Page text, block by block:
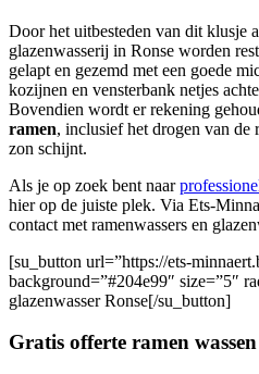
Door het uitbesteden van dit klusje
glazenwasserij in Ronse worden
gelapt en gezemd met een goede
kozijnen en vensterbank netjes
Bovendien wordt er rekening
ramen, inclusief het drogen van de
zon schijnt.
Als je op zoek bent naar
hier op de juiste plek. Via Ets-
contact met ramenwassers en
[su_button url=”https://ets-
background=”#204e99″ size=”5″
glazenwasser Ronse[/su_button]
Gratis offerte ramen